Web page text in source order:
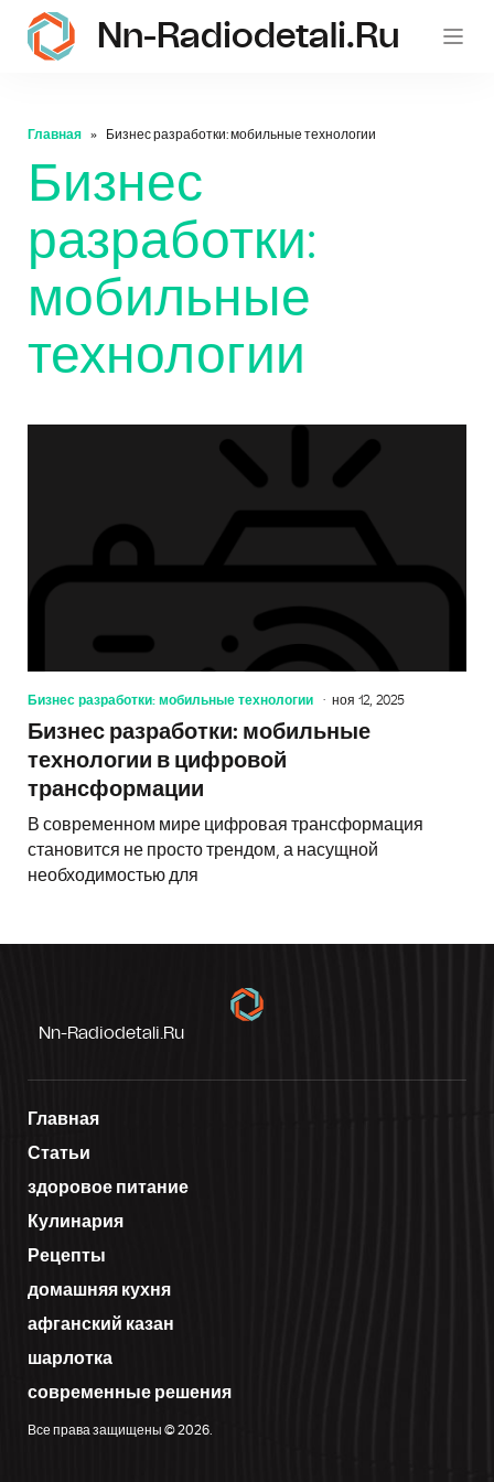
Nn-Radiodetali.ru
Главная Бизнес разработки: мобильные технологии
Бизнес
разработки:
мобильные
технологии
Бизнес разработки: мобильные технологии ноя 12, 2025
Бизнес разработки: мобильные
технологии в цифровой
трансформации
В современном мире цифровая трансформация
становится не просто трендом, а насущной
необходимостью для
Nn-Radiodetali.ru
Главная
Статьи
здоровое питание
Кулинария
Рецепты
домашняя кухня
афганский казан
шарлотка
современные решения
Все права защищены © 2026.